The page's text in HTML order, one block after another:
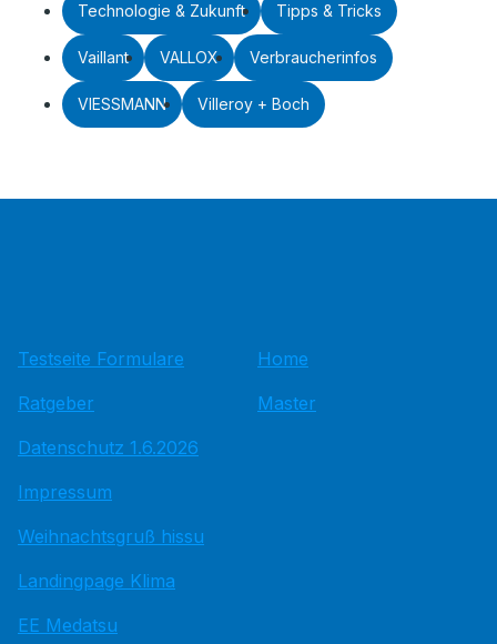
Technologie & Zukunft Tipps & Tricks
Vaillant VALLOX Verbraucherinfos
VIESSMANN Villeroy + Boch
Testseite Formulare
Ratgeber
Datenschutz 1.6.2026
Impressum
Weihnachtsgruß hissu
Landingpage Klima
EE Medatsu
Home
Master